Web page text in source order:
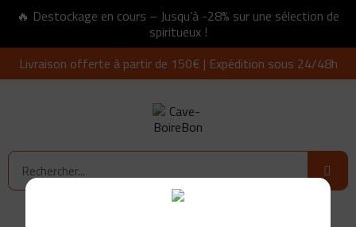
🔥 Destockage en cours – Jusqu’à -28% sur une sélection de
spiritueux !
Livraison offerte à partir de 150€ | Expédition sous 24/48h